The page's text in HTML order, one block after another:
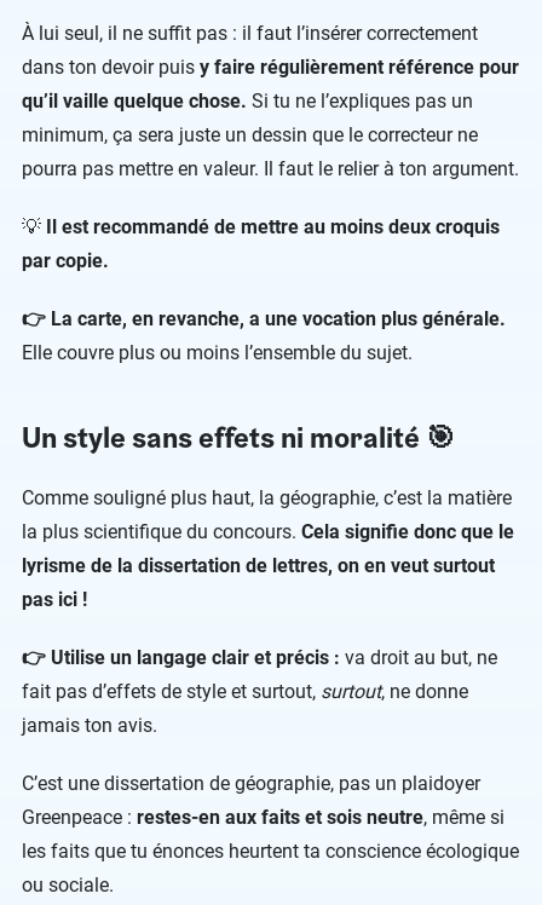
À lui seul, il ne suffit pas : il faut l’insérer correctement
dans ton devoir puis y faire régulièrement référence pour
qu’il vaille quelque chose. Si tu ne l’expliques pas un
minimum, ça sera juste un dessin que le correcteur ne
pourra pas mettre en valeur. Il faut le relier à ton argument.
💡 Il est recommandé de mettre au moins deux croquis
par copie.
👉 La carte, en revanche, a une vocation plus générale.
Elle couvre plus ou moins l’ensemble du sujet.
Un style sans effets ni moralité 🎯
Comme souligné plus haut, la géographie, c’est la matière
la plus scientifique du concours. Cela signifie donc que le
lyrisme de la dissertation de lettres, on en veut surtout
pas ici !
👉 Utilise un langage clair et précis : va droit au but, ne
fait pas d’effets de style et surtout, surtout, ne donne
jamais ton avis.
C’est une dissertation de géographie, pas un plaidoyer
Greenpeace : restes-en aux faits et sois neutre, même si
les faits que tu énonces heurtent ta conscience écologique
ou sociale.